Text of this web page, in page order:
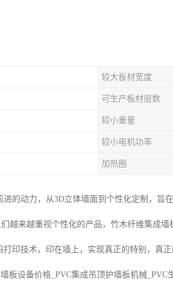
较大板材宽度
可生产板材层数
较小重量
较小电机功率
加热圈
的动力，从3D立体墙面到个性化定制，旨
越来越重视个性化的产品，竹木纤维集成墙
印技术，印在墙上，实现真正的特别，真
板设备价格_PVC集成吊顶护墙板机械